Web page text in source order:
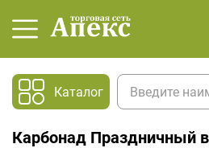
Каталог
Карбонад Праздничный